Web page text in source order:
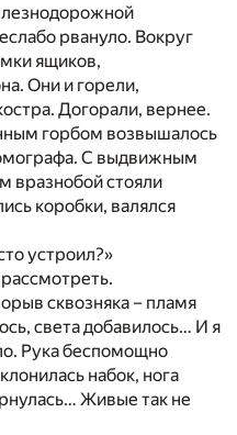
рвануло. Вокруг
ящиков,
Они и горели,
Догорали, вернее.
горбом возвышалось
С выдвижным
вразнобой стояли
коробки, валялся
устроил?»
сквозняка – пламя
света добавилось… И я
Рука беспомощно
набок, нога
Живые так не